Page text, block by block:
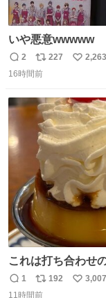
いや悪意wwwww
返
信
2
リ
ポ
ト
数
227
い
数
2,263
16時間前
これは打ち合わせ
ぎ奪い去ったプリ
返
1
リ
192
い
3,007
11時間前